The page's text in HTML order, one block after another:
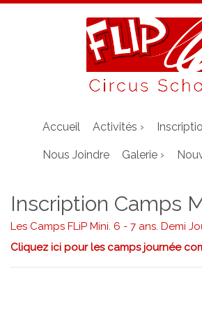
Accueil Activités ›
Nous Joindre Galerie ›
Inscription Camps
Les Camps FLiP Mini. 6 - 7 ans. Demi
Cliquez ici pour les camps journée